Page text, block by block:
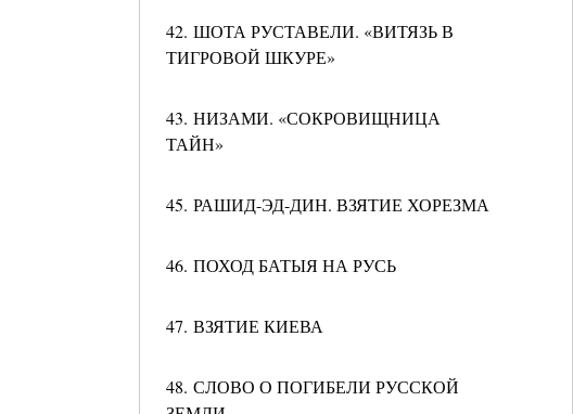
42. ШОТА РУСТАВЕЛИ. «ВИТЯЗЬ В
ТИГРОВОЙ ШКУРЕ»
43. НИЗАМИ. «СОКРОВИЩНИЦА
ТАЙН»
45. РАШИД-ЭД-ДИН. ВЗЯТИЕ ХОРЕЗМА
46. ПОХОД БАТЫЯ НА РУСЬ
47. ВЗЯТИЕ КИЕВА
48. СЛОВО О ПОГИБЕЛИ РУССКОЙ